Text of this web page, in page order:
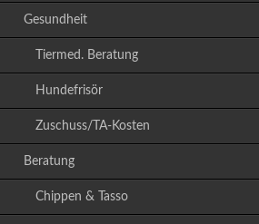
Gesundheit
Tiermed. Beratung
Hundefrisör
Zuschuss/TA-Kosten
Beratung
Chippen & Tasso